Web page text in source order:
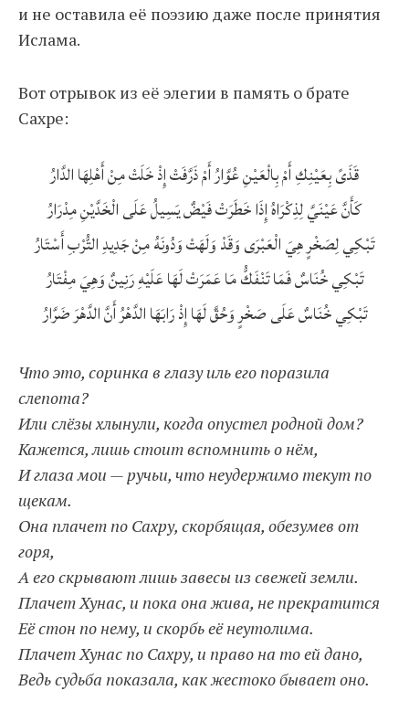
и не оставила её поэзию даже после принятия
Ислама.
Вот отрывок из её элегии в память о брате
Сахре:
قَذَىً بِعَيْنِكِ أَمْ بِالْعَيْنِ عُوَّارُ أَمْ ذَرَّفَتْ إِذْ خَلَتْ مِنْ أَهْلِهَا الدَّارُ
كَأَنَّ عَيْنَيَّ لِذِكْرَاهُ إِذَا خَطَرَتْ فَيْضٌ يَسِيلُ عَلَى الْخَدَّيْنِ مِدْرَارُ
تَبْكِي لِصَخْرٍ هِيَ الْعَبْرَى وَقَدْ وَلَهَتْ وَدُونَهُ مِنْ جَدِيدِ التُّرْبِ أَسْتَارُ
تَبْكِي خُنَاسٌ فَمَا تَنْفَكُّ مَا عَمَرَتْ لَهَا عَلَيْهِ رَنِينٌ وَهِيَ مِفْتَارُ
تَبْكِي خُنَاسٌ عَلَى صَخْرٍ وَحُقَّ لَهَا إِذْ رَابَهَا الدَّهْرُ أَنَّ الدَّهْرَ ضَرَّارُ
Что это, соринка в глазу иль его поразила
слепота?
Или слёзы хлынули, когда опустел родной дом?
Кажется, лишь стоит вспомнить о нём,
И глаза мои — ручьи, что неудержимо текут по
щекам.
Она плачет по Сахру, скорбящая, обезумев от
горя,
А его скрывают лишь завесы из свежей земли.
Плачет Хунас, и пока она жива, не прекратится
Её стон по нему, и скорбь её неутолима.
Плачет Хунас по Сахру, и право на то ей дано,
Ведь судьба показала, как жестоко бывает оно.